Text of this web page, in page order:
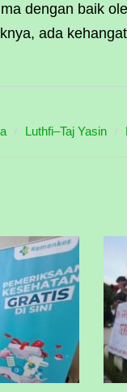
dengan baik
ada
Luthfi–Taj Yasin